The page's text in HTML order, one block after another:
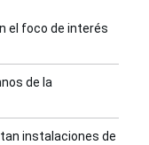
el foco de interés
de la
instalaciones de